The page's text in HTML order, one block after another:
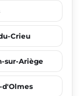
Crieu
sur-Ariège
d'Olmes